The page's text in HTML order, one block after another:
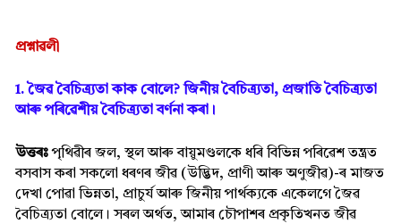
প্ৰশ্নাৱলী
1. জৈৱ বৈচিত্ৰ্যতা কাক বোলে? জিনীয় বৈচিত্ৰ্যতা, প্ৰজাতি বৈচিত্ৰ্য়তা
আৰু পৰিৱেশীয় বৈচিত্ৰ্যতা বৰ্ণনা কৰা।
উত্তৰঃপৃথিৱীৰ জল, স্থল আৰু বায়ুমণ্ডলকে ধৰি বিভিন্ন পৰিৱেশ তন্ত্ৰত
বসবাস কৰা সকলো ধৰণৰ জীৱ (উদ্ভিদ, প্ৰাণী আৰু অণুজীৱ)-ৰ মাজত
দেখা পোৱা ভিন্নতা, প্ৰাচুৰ্য আৰু জিনীয় পাৰ্থক্যকে একেলগেজৈৱ
বৈচিত্ৰ্যতা বোলে। সৰল অৰ্থত, আমাৰ চৌপাশৰ প্ৰকৃতিখনত জীৱ